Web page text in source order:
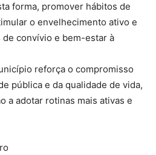
forma, promover hábitos de
o envelhecimento ativo e
convívio e bem-estar à
reforça o compromisso
pública e da qualidade de vida,
a adotar rotinas mais ativas e